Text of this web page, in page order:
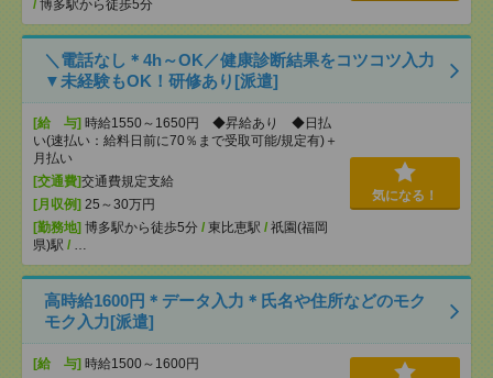
/ 博多駅から徒歩5分
＼電話なし＊4h～OK／健康診断結果をコツコツ入力
▼未経験もOK！研修あり[派遣]
[給 与] 時給1550～1650円 ◆昇給あり ◆日払
い(速払い：給料日前に70％まで受取可能/規定有)＋
月払い
[交通費]交通費規定支給
[月収例] 25～30万円
[勤務地] 博多駅から徒歩5分 / 東比恵駅 / 祇園(福岡
県)駅 / …
気になる！
高時給1600円＊データ入力＊氏名や住所などのモク
モク入力[派遣]
[給 与] 時給1500～1600円